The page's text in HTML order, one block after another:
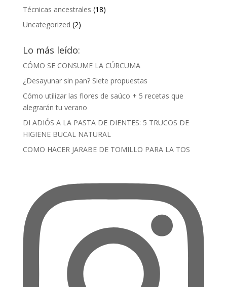
Técnicas ancestrales (18)
Uncategorized (2)
Lo más leído:
CÓMO SE CONSUME LA CÚRCUMA
¿Desayunar sin pan? Siete propuestas
Cómo utilizar las flores de saúco + 5 recetas que
alegrarán tu verano
DI ADIÓS A LA PASTA DE DIENTES: 5 TRUCOS DE
HIGIENE BUCAL NATURAL
COMO HACER JARABE DE TOMILLO PARA LA TOS